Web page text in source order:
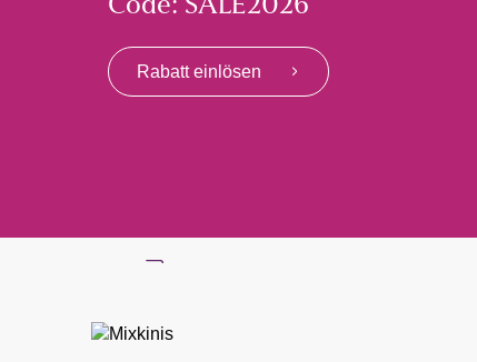
Code: SALE2026
Rabatt einlösen